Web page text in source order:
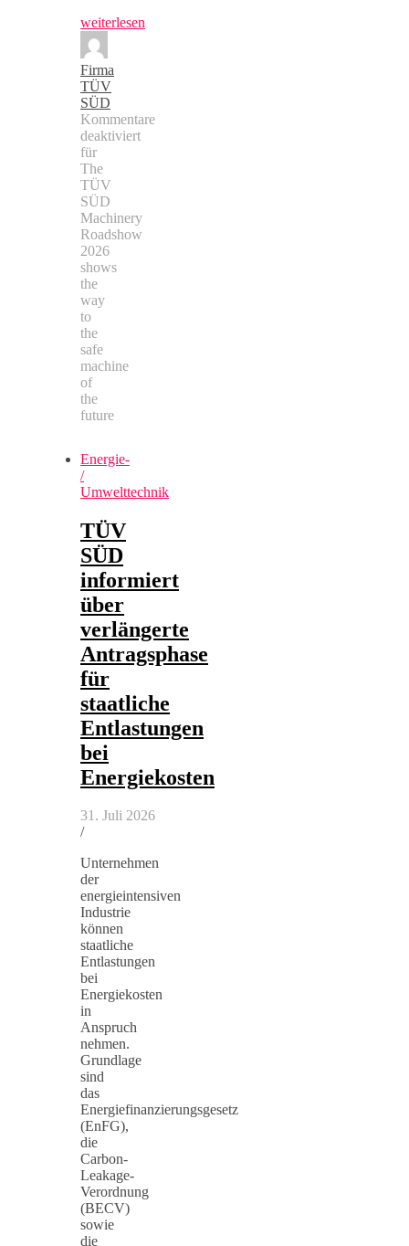
weiterlesen
Firma
TÜV
SÜD
Kommentare
deaktiviert
für
The
TÜV
SÜD
Machinery
Roadshow
2026
shows
the
way
to
the
safe
machine
of
the
future
Energie-
/
Umwelttechnik
TÜV
SÜD
informiert
über
verlängerte
Antragsphase
für
staatliche
Entlastungen
bei
Energiekosten
31. Juli 2026
/
Unternehmen
der
energieintensiven
Industrie
können
staatliche
Entlastungen
bei
Energiekosten
in
Anspruch
nehmen.
Grundlage
sind
das
Energiefinanzierungsgesetz
(EnFG),
die
Carbon-
Leakage-
Verordnung
(BECV)
sowie
die